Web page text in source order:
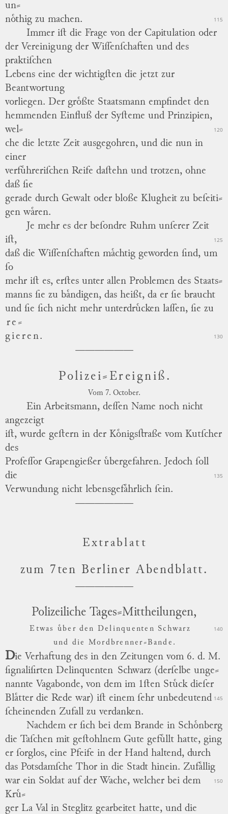
un⸗
noͤthig zu machen. 115
Immer iſt die Frage von der Capitulation oder
der Vereinigung der Wiſſenſchaften und des
praktiſchen
Lebens eine der wichtigſten die jetzt zur
Beantwortung
vorliegen. Der groͤßte Staatsmann empfindet den
hemmenden Einfluß der Syſteme und Prinzipien,
wel⸗ 120
che die letzte Zeit ausgegohren, und die nun in
einer
verfuͤhreriſchen Reife daſtehn und trotzen, ohne
daß ſie
gerade durch Gewalt oder bloße Klugheit zu beſeiti⸗
gen waͤren.
Je mehr es der beſondre Ruhm unſerer Zeit
iſt,
125
daß die Wiſſenſchaften maͤchtig geworden ſind, um
ſo
mehr iſt es, erſtes unter allen Problemen des Staats⸗
manns ſie zu baͤndigen, das heißt, da er ſie braucht
und ſie ſich nicht mehr unterdruͤcken laſſen, ſie zu
re ⸗
gieren.
130
Polizei⸗Ereigniß.
Vom 7. October.
Ein Arbeitsmann, deſſen Name noch nicht
angezeigt
iſt, wurde geſtern in der Koͤnigsſtraße vom Kutſcher
des
Profeſſor Grapengießer uͤbergefahren. Jedoch ſoll
die
135
Verwundung nicht lebensgefaͤhrlich ſein.
Extrablatt
zum 7ten Berliner Abendblatt.
Polizeiliche Tages⸗Mittheilungen,
Etwas uͤber den Delinquenten Schwarz 140
und die Mordbrenner⸗Bande.
Die Verhaftung des in den Zeitungen vom 6. d. M.
ſignaliſirten Delinquenten Schwarz (derſelbeunge⸗
nannte Vagabonde, von dem im 1ſten Stuͤckdieſer
Blaͤtter die Rede war) iſt einem ſehr unbedeutend 145
ſcheinenden Zufall zu verdanken.
Nachdem er ſich bei dem Brande in Schoͤnberg
die Taſchen mit geſtohlnem Gute gefuͤllt hatte, ging
er ſorglos, eine Pfeife in der Hand haltend, durch
das Potsdamſche Thor in die Stadt hinein. Zufaͤllig
150
war ein Soldat auf der Wache, welcher bei dem
Kruͤ⸗
ger La Val in Steglitz gearbeitet hatte, und die